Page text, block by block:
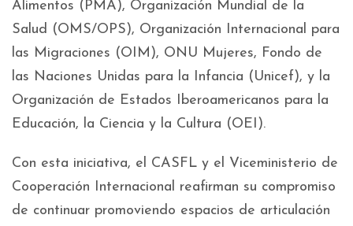
Alimentos (PMA), Organización Mundial de la
Salud (OMS/OPS), Organización Internacional para
las Migraciones (OIM), ONU Mujeres, Fondo de
las Naciones Unidas para la Infancia (Unicef), y la
Organización de Estados Iberoamericanos para la
Educación, la Ciencia y la Cultura (OEI).
Con esta iniciativa, el CASFL y el Viceministerio de
Cooperación Internacional reafirman su compromiso
de continuar promoviendo espacios de articulación